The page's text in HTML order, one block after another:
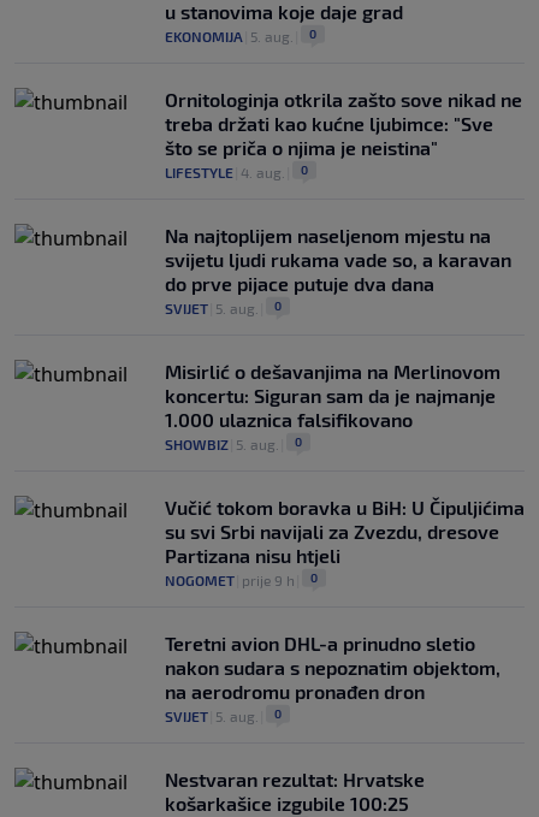
u stanovima koje daje grad
EKONOMIJA 5. aug. 0
Ornitologinja otkrila zašto sove nikad ne
treba držati kao kućne ljubimce: "Sve
što se priča o njima je neistina"
LIFESTYLE 4. aug. 0
Na najtoplijem naseljenom mjestu na
svijetu ljudi rukama vade so, a karavan
do prve pijace putuje dva dana
SVIJET 5. aug. 0
Misirlić o dešavanjima na Merlinovom
koncertu: Siguran sam da je najmanje
1.000 ulaznica falsifikovano
SHOWBIZ 5. aug. 0
Vučić tokom boravka u BiH: U Čipuljićima
su svi Srbi navijali za Zvezdu, dresove
Partizana nisu htjeli
NOGOMET prije 9 h 0
Teretni avion DHL-a prinudno sletio
nakon sudara s nepoznatim objektom,
na aerodromu pronađen dron
SVIJET 5. aug. 0
Nestvaran rezultat: Hrvatske
košarkašice izgubile 100:25